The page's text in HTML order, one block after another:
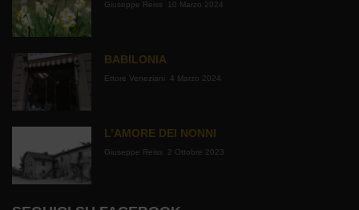
Giuseppe Reiss 10 Marzo 2024
BABILONIA
Ettore Veneziani 4 Marzo 2024
L’AMORE DEI NONNI
Giuseppe Reiss 2 Ottobre 2023